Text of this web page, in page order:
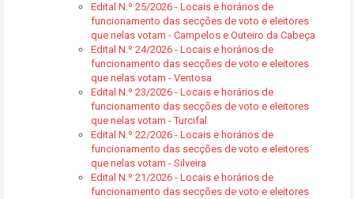
Edital N.º 25/2026 - Locais e horários de
funcionamento das secções de voto e eleitores
que nelas votam - Campelos e Outeiro da Cabeça
Edital N.º 24/2026 - Locais e horários de
funcionamento das secções de voto e eleitores
que nelas votam - Ventosa
Edital N.º 23/2026 - Locais e horários de
funcionamento das secções de voto e eleitores
que nelas votam - Turcifal
Edital N.º 22/2026 - Locais e horários de
funcionamento das secções de voto e eleitores
que nelas votam - Silveira
Edital N.º 21/2026 - Locais e horários de
funcionamento das secções de voto e eleitores